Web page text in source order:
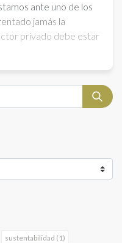
ante uno de los
jamás la
privado debe estar
sustentabilidad (1)